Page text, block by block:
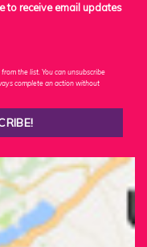
to receive email updates
the list. You can unsubscribe
complete an action without